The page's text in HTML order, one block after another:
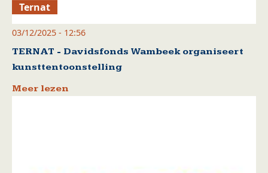
Ternat
03/12/2025 - 12:56
TERNAT - Davidsfonds Wambeek organiseert
kunsttentoonstelling
Meer lezen